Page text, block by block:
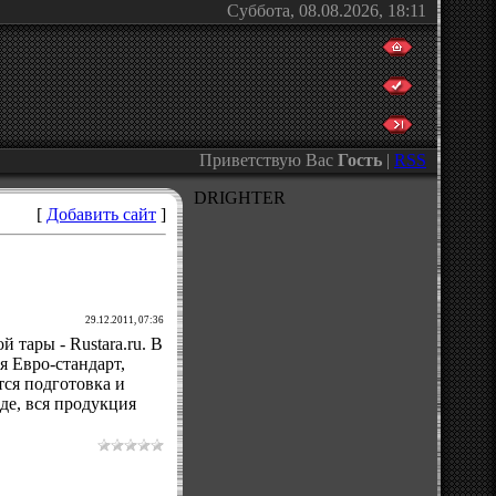
Суббота, 08.08.2026, 18:11
Приветствую Вас Гость | RSS
[ Добавить сайт ]
29.12.2011, 07:36
тары - Rustara.ru. В
Евро-стандарт,
подготовка и
вся продукция
DRIGHTER